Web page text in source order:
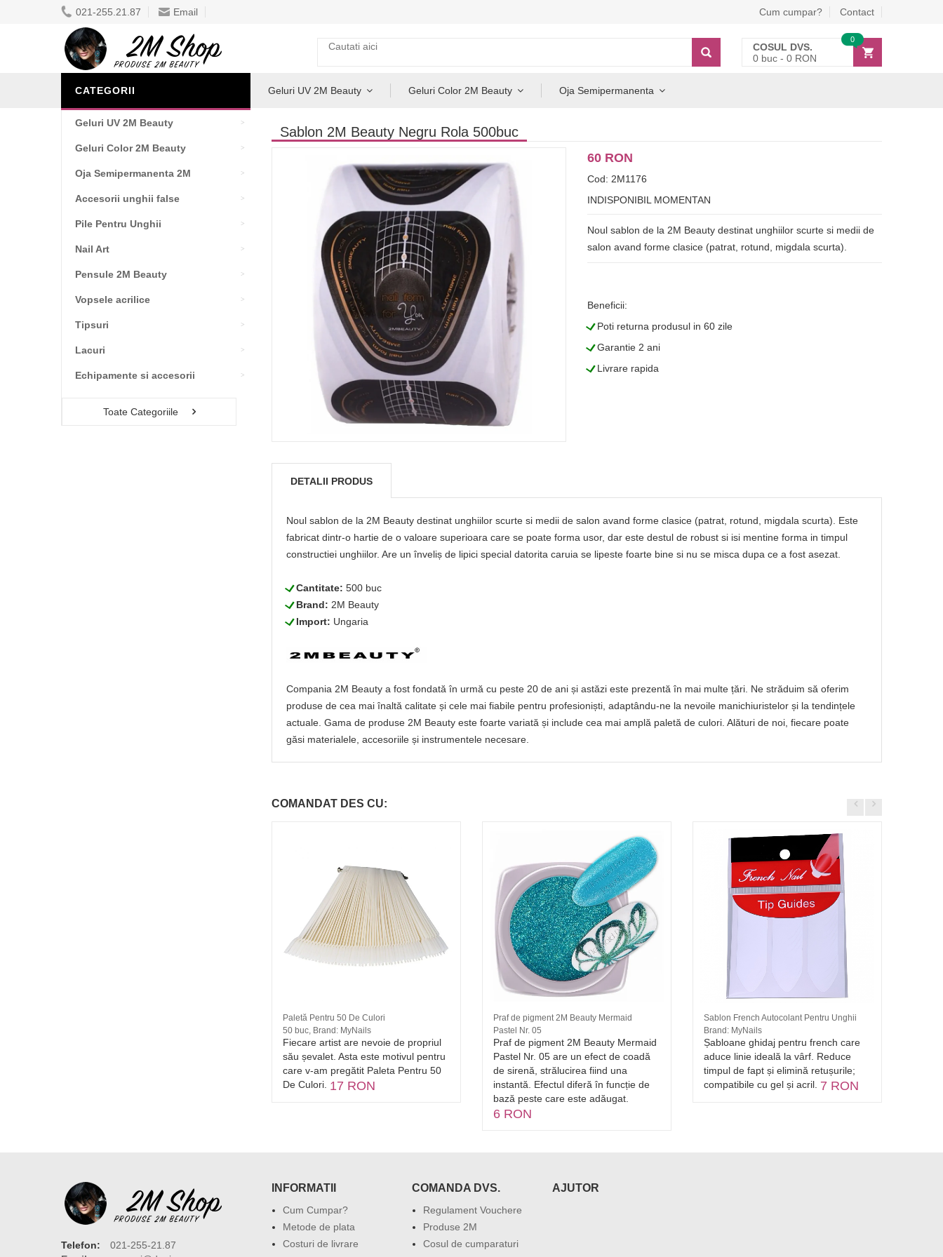
021-255.21.87 Email Cum cumpar? Contact
COSUL DVS.
0 buc - 0 RON
0
CATEGORII
Geluri UV 2M Beauty
Geluri Color 2M Beauty
Oja Semipermanenta 2M
Accesorii unghii false
Pile Pentru Unghii
Nail Art
Pensule 2M Beauty
Vopsele acrilice
Tipsuri
Lacuri
Echipamente si accesorii
Toate Categoriile
Geluri UV 2M Beauty Geluri Color 2M Beauty Oja Semipermanenta
Sablon 2M Beauty Negru Rola 500buc
60 RON
Cod: 2M1176
INDISPONIBIL MOMENTAN
Noul sablon de la 2M Beauty destinat unghiilor scurte si medii de
salon avand forme clasice (patrat, rotund, migdala scurta).
Beneficii:
LPoti returna produsul in 60 zile
LGarantie 2 ani
LLivrare rapida
DETALII PRODUS
Noul sablon de la 2M Beauty destinat unghiilor scurte si medii de salon avand forme clasice (patrat, rotund, migdala scurta). Este
fabricat dintr-o hartie de o valoare superioara care se poate forma usor, dar este destul de robust si isi mentine forma in timpul
constructiei unghiilor. Are un înveliș de lipici special datorita caruia se lipeste foarte bine si nu se misca dupa ce a fost asezat.
LCantitate: 500 buc
LBrand: 2M Beauty
LImport: Ungaria
Compania 2M Beauty a fost fondată în urmă cu peste 20 de ani și astăzi este prezentă în mai multe țări. Ne străduim să oferim
produse de cea mai înaltă calitate și cele mai fiabile pentru profesioniști, adaptându-ne la nevoile manichiuristelor și la tendințele
actuale. Gama de produse 2M Beauty este foarte variată și include cea mai amplă paletă de culori. Alături de noi, fiecare poate
găsi materialele, accesoriile și instrumentele necesare.
COMANDAT DES CU:
Paletă Pentru 50 De Culori
50 buc, Brand: MyNails
Fiecare artist are nevoie de propriul
său șevalet. Asta este motivul pentru
care v-am pregătit Paleta Pentru 50
De Culori. 17 RON
Praf de pigment 2M Beauty Mermaid
Pastel Nr. 05
Praf de pigment 2M Beauty Mermaid
Pastel Nr. 05 are un efect de coadă
de sirenă, strălucirea fiind una
instantă. Efectul diferă în funcție de
bază peste care este adăugat.
6 RON
Sablon French Autocolant Pentru Unghii
Brand: MyNails
Șabloane ghidaj pentru french care
aduce linie ideală la vârf. Reduce
timpul de fapt și elimină retușurile;
compatibile cu gel și acril. 7 RON
Telefon:
021-255-21.87
INFORMATII
Cum Cumpar?
Metode de plata
Costuri de livrare
COMANDA DVS.
Regulament Vouchere
Produse 2M
Cosul de cumparaturi
AJUTOR